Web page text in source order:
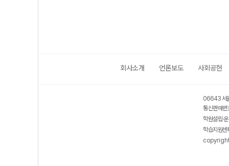
회사소개 언론보도 사회공헌
06643 서
통신판매
학원설립·
학습지원